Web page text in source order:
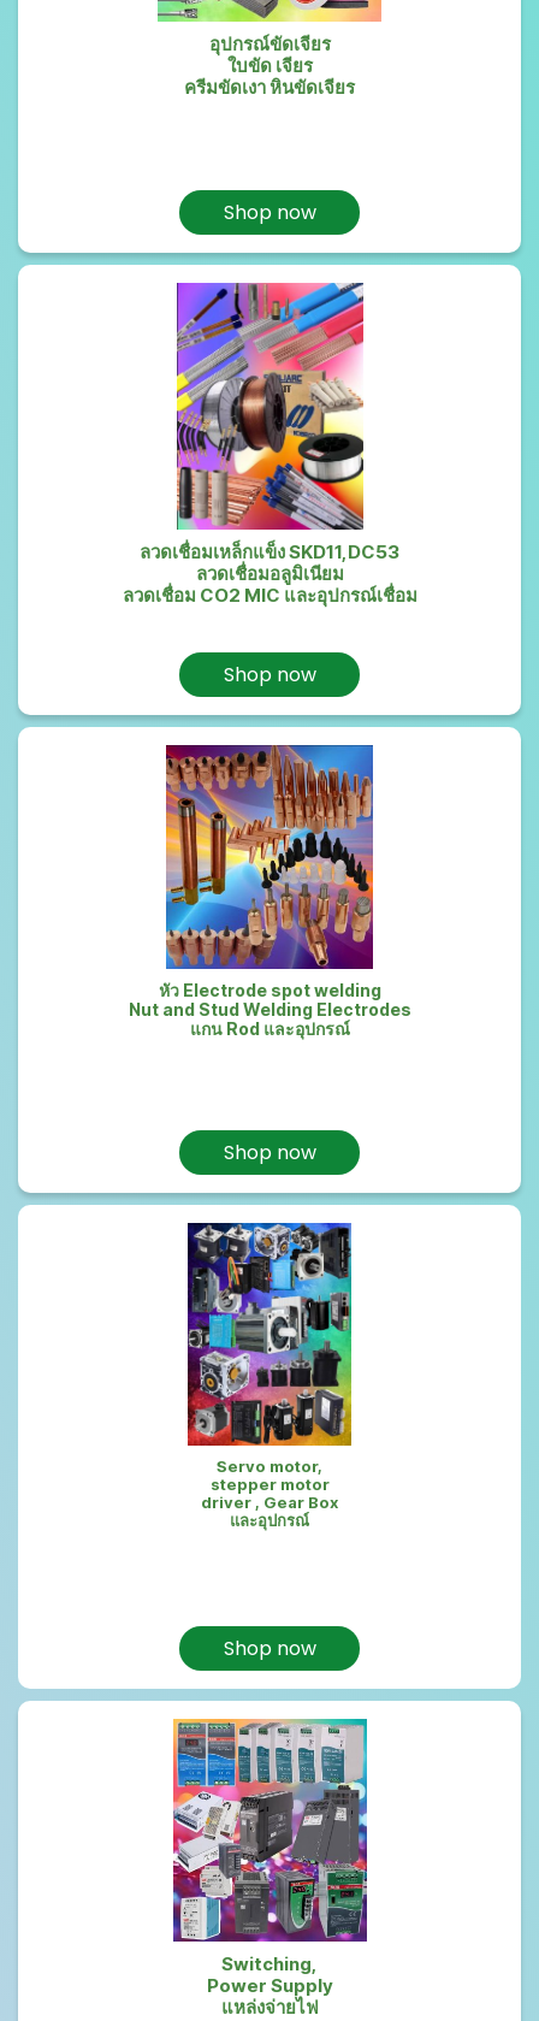
อุปกรณ์ขัดเจียร
ใบขัด เจียร
ครีมขัดเงา หินขัดเจียร
Shop now
ลวดเชื่อมเหล็กแข็ง SKD11,DC53
ลวดเชื่อมอลูมิเนียม
ลวดเชื่อม CO2 MIC และอุปกรณ์เชื่อม
Shop now
หัว Electrode spot welding
Nut and Stud Welding Electrodes
แกน Rod และอุปกรณ์
Shop now
Servo motor,
stepper motor
driver , Gear Box
และอุปกรณ์
Shop now
Switching,
Power Supply
แหล่งจ่ายไฟ